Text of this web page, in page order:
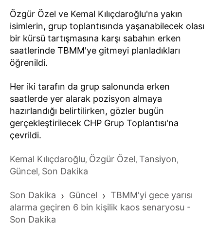
Özgür Özel ve Kemal Kılıçdaroğlu'na yakın
isimlerin, grup toplantısında yaşanabilecek olası
bir kürsü tartışmasına karşı sabahın erken
saatlerinde TBMM'ye gitmeyi planladıkları
öğrenildi.
Her iki tarafın da grup salonunda erken
saatlerde yer alarak pozisyon almaya
hazırlandığı belirtilirken, gözler bugün
gerçekleştirilecek CHP Grup Toplantısı'na
çevrildi.
Kemal Kılıçdaroğlu, Özgür Özel, Tansiyon,
Güncel, Son Dakika
Son Dakika › Güncel › TBMM'yi gece yarısı
alarma geçiren 6 bin kişilik kaos senaryosu -
Son Dakika